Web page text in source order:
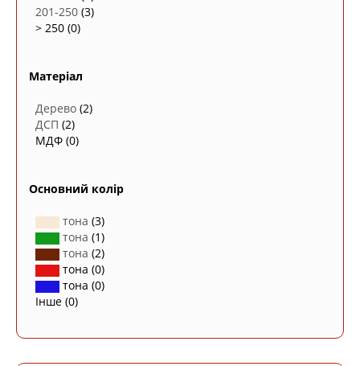
201-250 (3)
> 250 (0)
Матеріал
Дерево (2)
ДСП (2)
МДФ (0)
Основний колір
тона (3)
тона (1)
тона (2)
тона (0)
тона (0)
Інше (0)